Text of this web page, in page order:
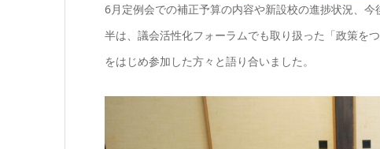
6月定例会での補正予算の内容や新設校の進捗状況、
半は、議会活性化フォーラムでも取り扱った「政策を
をはじめ参加した方々と語り合いました。